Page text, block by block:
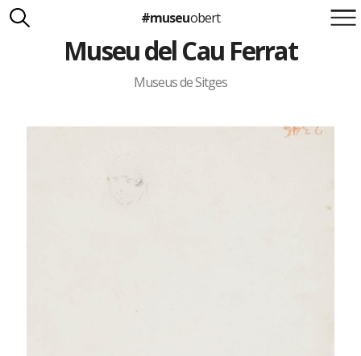
Suma't a la iniciativa
Carlota Royo
Francesca Barcellona
#museuobert
Museu del Cau Ferrat
Museus de Sitges